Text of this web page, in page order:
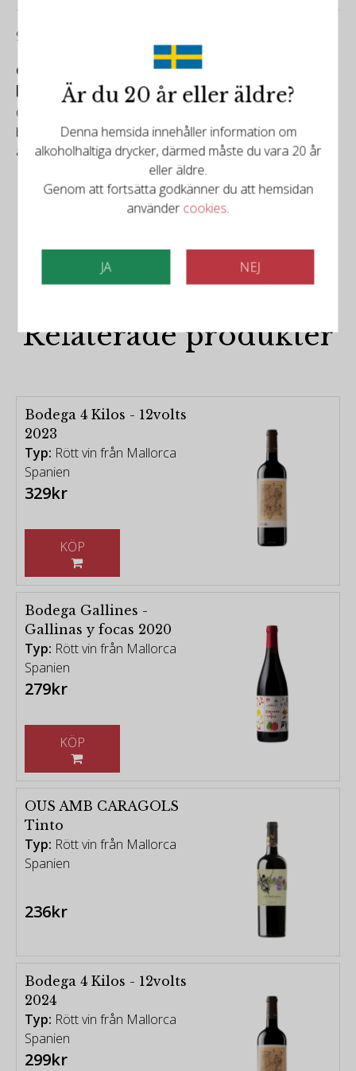
94/100
Guia Peñin
[vintage 2019]
Colour, cherry, purple rim. Aroma, red berry notes, spicy,
balsamic herbs, toasty. Flavour, flavourful, fruity, good
acidity, long.
Relaterade produkter
Bodega 4 Kilos - 12volts
2023
Typ: Rött vin från Mallorca
Spanien
329kr
Bodega Gallines -
Gallinas y focas 2020
Typ: Rött vin från Mallorca
Spanien
279kr
OUS AMB CARAGOLS
Tinto
Typ: Rött vin från Mallorca
Spanien
236kr
Bodega 4 Kilos - 12volts
2024
Typ: Rött vin från Mallorca
Spanien
299kr
Är du 20 år eller äldre?
Denna hemsida innehåller information om
alkoholhaltiga drycker, därmed måste du vara 20 år
eller äldre.
Genom att fortsätta godkänner du att hemsidan
användercookies.
JA NEJ